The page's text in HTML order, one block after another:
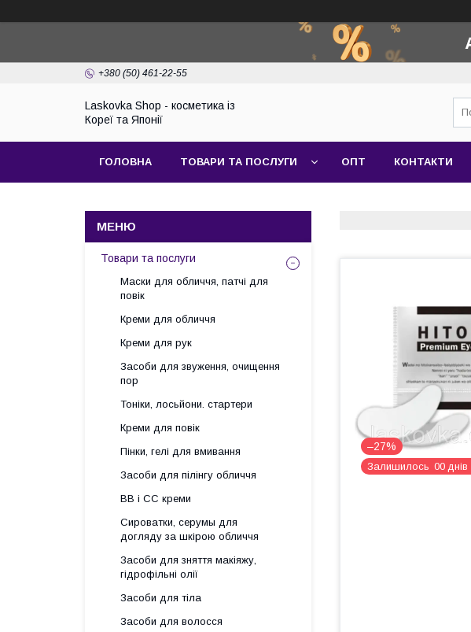
+380 (50) 461-22-55
Laskovka Shop - косметика із
Кореї та Японії
ГОЛОВНА ТОВАРИ ТА ПОСЛУГИ ОПТ КОНТАКТИ
–27%
Залишилось 00 днів
Товари та послуги
Маски для обличчя, патчі для
повік
Креми для обличчя
Креми для рук
Засоби для звуження, очищення
пор
Тоніки, лосьйони. стартери
Креми для повік
Пінки, гелі для вмивання
Засоби для пілінгу обличчя
BB і СС креми
Сироватки, серумы для
догляду за шкірою обличчя
Засоби для зняття макіяжу,
гідрофільні олії
Засоби для тіла
Засоби для волосся